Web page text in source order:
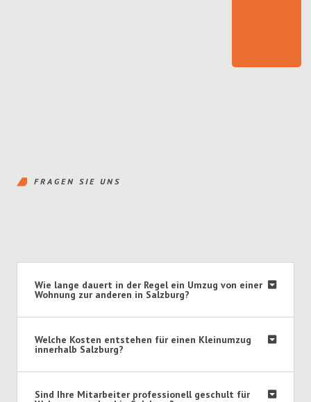
FRAGEN SIE UNS
Wie lange dauert in der Regel ein Umzug von einer
Wohnung zur anderen in Salzburg?
Welche Kosten entstehen für einen Kleinumzug
innerhalb Salzburg?
Sind Ihre Mitarbeiter professionell geschult für